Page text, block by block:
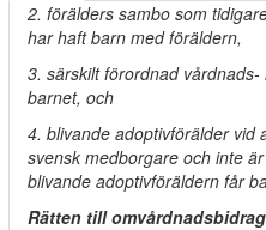
2. förälders sambo som
har haft barn med föräldern,
3. särskilt förordnad
barnet, och
4. blivande adoptivförälder vid
svensk medborgare och inte
blivande adoptivföräldern får
Rätten till omvårdnadsbidrag